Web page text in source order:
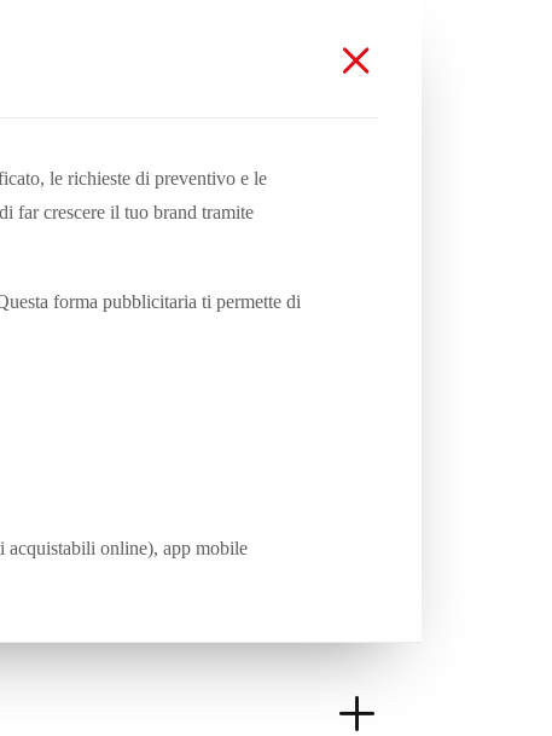
le richieste di preventivo e le
far crescere il tuo brand tramite
forma pubblicitaria ti permette di
acquistabili online), app mobile